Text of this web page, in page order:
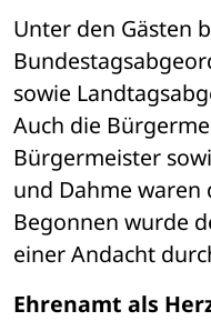
Unter den Gästen
sowie
Auch die
Bürgermeister
und Dahme
Begonnen wurde
einer Andacht
Ehrenamt als